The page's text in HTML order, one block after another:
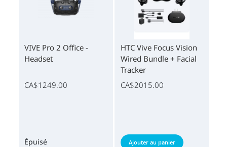
VIVE Pro 2 Office -
Headset
CA$1249.00
Épuisé
HTC Vive Focus Vision
Wired Bundle + Facial
Tracker
CA$2015.00
Ajouter au panier